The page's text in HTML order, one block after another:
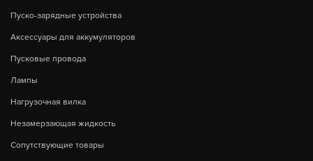
Пуско-зарядные устройства
Аксессуары для аккумуляторов
Пусковые провода
Лампы
Нагрузочная вилка
Незамерзающая жидкость
Сопутствующие товары